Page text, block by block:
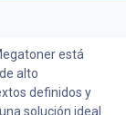
está
alto
definidos y
solución ideal